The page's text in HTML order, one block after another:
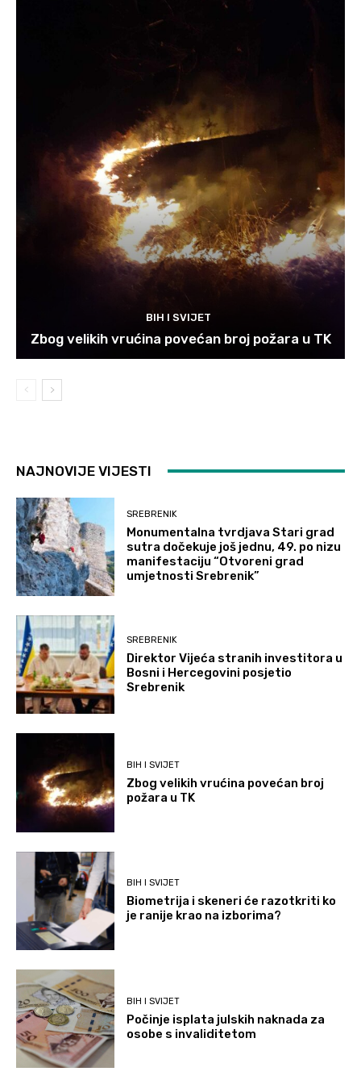
BIH I SVIJET
Zbog velikih vrućina povećan broj požara u TK
NAJNOVIJE VIJESTI
SREBRENIK
Monumentalna tvrdjava Stari grad
sutra dočekuje još jednu, 49. po nizu
manifestaciju “Otvoreni grad
umjetnosti Srebrenik”
SREBRENIK
Direktor Vijeća stranih investitora u
Bosni i Hercegovini posjetio
Srebrenik
BIH I SVIJET
Zbog velikih vrućina povećan broj
požara u TK
BIH I SVIJET
Biometrija i skeneri će razotkriti ko
je ranije krao na izborima?
BIH I SVIJET
Počinje isplata julskih naknada za
osobe s invaliditetom